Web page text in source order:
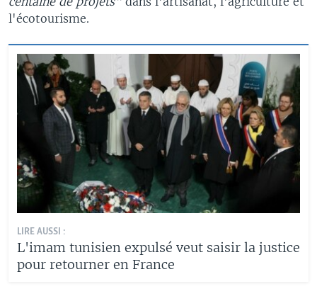
l'écotourisme.
LIRE AUSSI :
L'imam tunisien expulsé veut saisir la justice
pour retourner en France